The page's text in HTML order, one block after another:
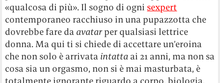
«qualcosa di più». Il sogno di ogni sexpert
contemporaneo racchiuso in una pupazzotta che
dovrebbe fare da avatar per qualsiasi lettrice
donna. Ma qui ti si chiede di accettare un’eroina
che non solo è arrivata intatta ai 21 anni, ma non sa
cosa sia un orgasmo, non si è mai masturbata, è